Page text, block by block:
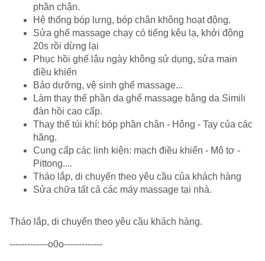
phần chận.
Hệ thống bóp lưng, bóp chân không hoạt động.
Sửa ghế massage chạy có tiếng kêu lạ, khởi động
20s rồi dừng lại
Phục hồi ghế lâu ngày không sử dụng, sửa main
điều khiển
Bảo dưỡng, vệ sinh ghế massage...
Làm thay thế phần da ghế massage bằng da Simili
đàn hồi cao cấp.
Thay thế túi khí: bóp phần chân - Hông - Tay của các
hãng.
Cung cấp các linh kiện: mạch điều khiển - Mô tơ -
Pittong....
Tháo lắp, di chuyển theo yêu cầu của khách hàng
Sửa chữa tất cả các máy massage tại nhà.
Tháo lắp, di chuyển theo yêu cầu khách hàng.
-------------o0o-------------